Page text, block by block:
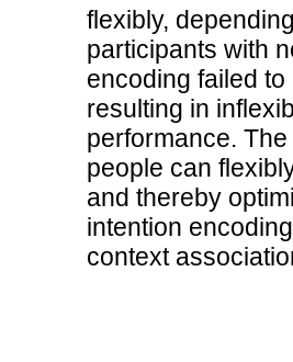
flexibly,
participants with
encoding failed
resulting in
performance.
people can
and thereby
intention
context